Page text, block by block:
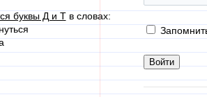
буквы Д и Тв словах: